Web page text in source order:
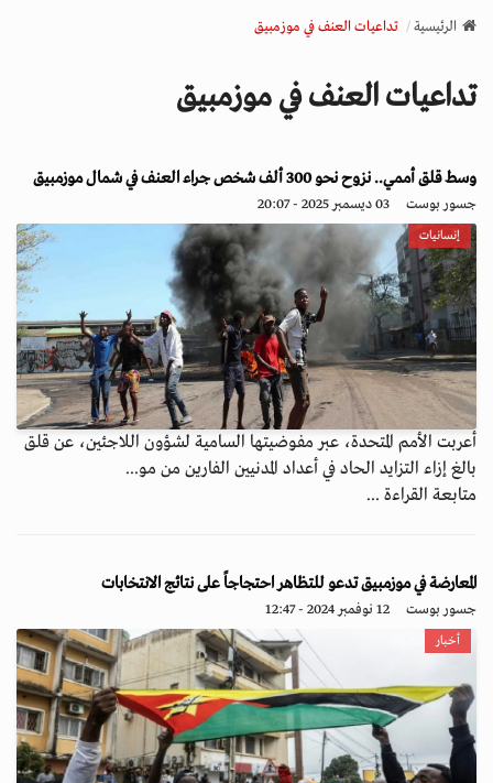
v
a
o
n
الرئيسية تداعيات العنف في موزمبيق
تداعيات العنف في موزمبيق
وسط قلق أممي.. نزوح نحو 300 ألف شخص جراء العنف في شمال موزمبيق
جسور بوست 03 ديسمبر 2025 - 20:07
إنسانيات
أعربت الأمم المتحدة، عبر مفوضيتها السامية لشؤون اللاجئين، عن قلق
بالغ إزاء التزايد الحاد في أعداد المدنيين الفارين من مو...
متابعة القراءة ...
المعارضة في موزمبيق تدعو للتظاهر احتجاجاً على نتائج الانتخابات
جسور بوست 12 نوفمبر 2024 - 12:47
أخبار